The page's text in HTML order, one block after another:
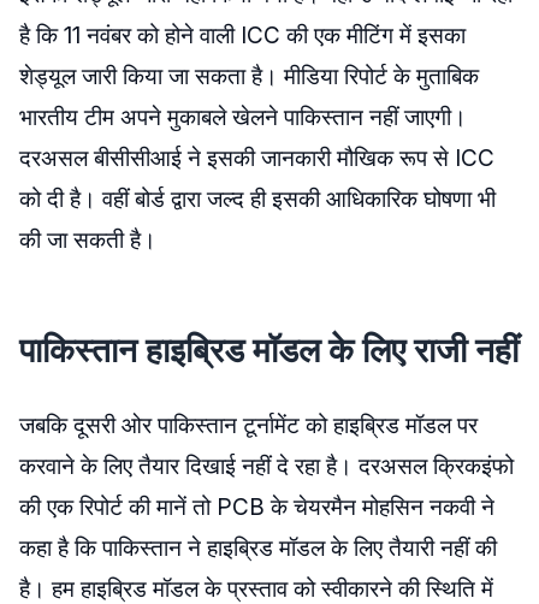
है कि 11 नवंबर को होने वाली ICC की एक मीटिंग में इसका
शेड्यूल जारी किया जा सकता है। मीडिया रिपोर्ट के मुताबिक
भारतीय टीम अपने मुकाबले खेलने पाकिस्तान नहीं जाएगी।
दरअसल बीसीसीआई ने इसकी जानकारी मौखिक रूप से ICC
को दी है। वहीं बोर्ड द्वारा जल्द ही इसकी आधिकारिक घोषणा भी
की जा सकती है।
पाकिस्तान हाइब्रिड मॉडल के लिए राजी नहीं
जबकि दूसरी ओर पाकिस्तान टूर्नामेंट को हाइब्रिड मॉडल पर
करवाने के लिए तैयार दिखाई नहीं दे रहा है। दरअसल क्रिकइंफो
की एक रिपोर्ट की मानें तो PCB के चेयरमैन मोहसिन नकवी ने
कहा है कि पाकिस्तान ने हाइब्रिड मॉडल के लिए तैयारी नहीं की
है। हम हाइब्रिड मॉडल के प्रस्ताव को स्वीकारने की स्थिति में